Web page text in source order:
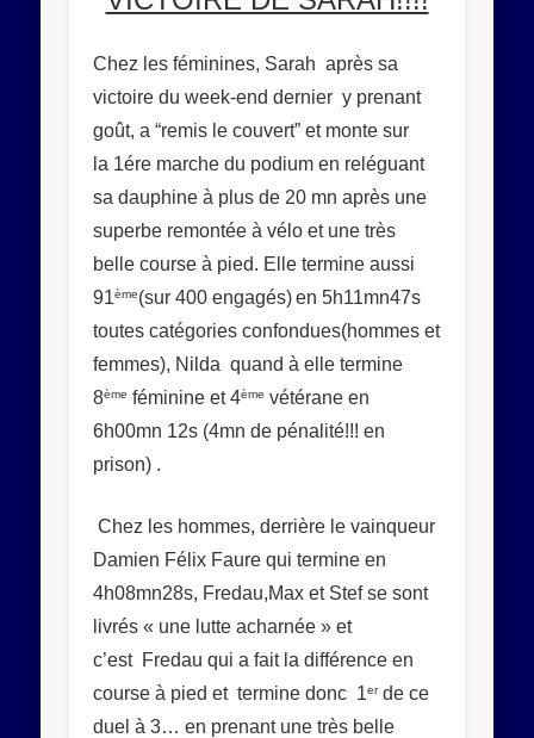
Rejoignez les 534 autres abonnés
Chez les féminines, Sarah après sa
victoire du week-end dernier y prenant
goût, a “remis le couvert” et monte sur
la 1ére marche du podium en reléguant
sa dauphine à plus de 20 mn après une
superbe remontée à vélo et une très
belle course à pied. Elle termine aussi
91ème(sur 400 engagés)en 5h11mn47s
toutes catégories confondues(hommes et
femmes), Nilda quand à elle termine
8ème féminine et 4ème vétérane en
6h00mn 12s (4mn de pénalité!!! en
prison) .
Chez les hommes, derrière le vainqueur
Damien Félix Faure qui termine en
4h08mn28s, Fredau,Max et Stef se sont
livrés « une lutte acharnée » et
c’est Fredau qui a fait la différence en
course à pied et termine donc 1erde ce
duel à 3… en prenant une très belle